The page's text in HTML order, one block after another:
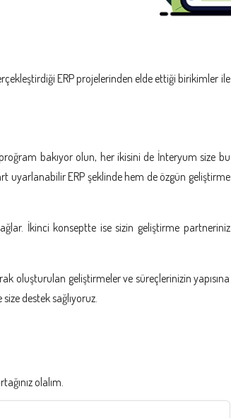
ERP projelerinden elde ettiği birikimler ile
bakıyor olun, her ikisini de İnteryum size bu
uyarlanabilir ERP şeklinde hem de özgün geliştirme
İkinci konseptte ise sizin geliştirme partneriniz
oluşturulan geliştirmeler ve süreçlerinizin yapısına
destek sağlıyoruz.
olalım.